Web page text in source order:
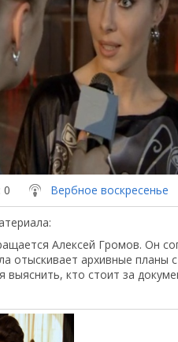
: 0 Вербное воскресенье
:
Алексей Громов. Он
отыскивает архивные планы
выяснить, кто стоит за